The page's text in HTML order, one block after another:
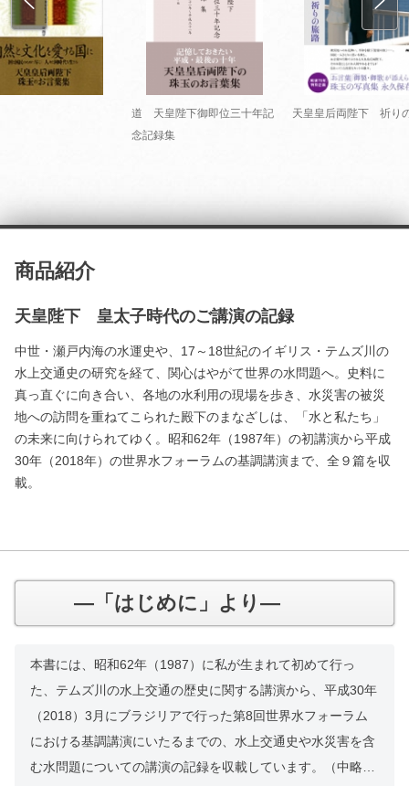
道 天皇陛下御即位三十年記
念記録集
天皇皇后両陛下 祈り
商品紹介
天皇陛下 皇太子時代のご講演の記録
中世・瀬戸内海の水運史や、17～18世紀のイギリス・テムズ川の
水上交通史の研究を経て、関心はやがて世界の水問題へ。史料に
真っ直ぐに向き合い、各地の水利用の現場を歩き、水災害の被災
地への訪問を重ねてこられた殿下のまなざしは、「水と私たち」
の未来に向けられてゆく。昭和62年（1987年）の初講演から平成
30年（2018年）の世界水フォーラムの基調講演まで、全９篇を収
載。
―「はじめに」より―
本書には、昭和62年（1987）に私が生まれて初めて行っ
た、テムズ川の水上交通の歴史に関する講演から、平成30年
（2018）3月にブラジリアで行った第8回世界水フォーラム
における基調講演にいたるまでの、水上交通史や水災害を含
む水問題についての講演の記録を収載しています。（中略）